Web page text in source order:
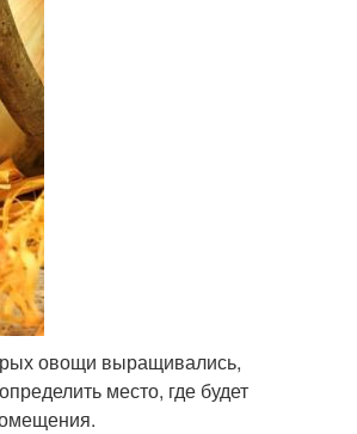
овощи выращивались,
место, где будет